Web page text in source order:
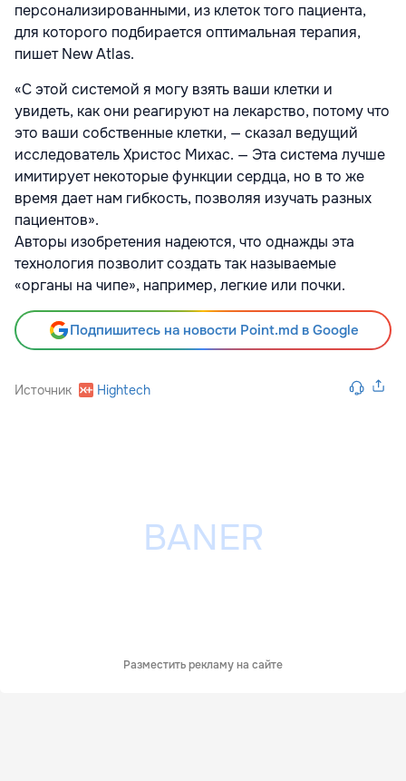
персонализированными, из клеток того пациента,
для которого подбирается оптимальная терапия,
пишет New Atlas.
«С этой системой я могу взять ваши клетки и
увидеть, как они реагируют на лекарство, потому что
это ваши собственные клетки, — сказал ведущий
исследователь Христос Михас. — Эта система лучше
имитирует некоторые функции сердца, но в то же
время дает нам гибкость, позволяя изучать разных
пациентов».
Авторы изобретения надеются, что однажды эта
технология позволит создать так называемые
«органы на чипе», например, легкие или почки.
Подпишитесь на новости Point.md в Google
Источник Hightech
Разместить рекламу на сайте